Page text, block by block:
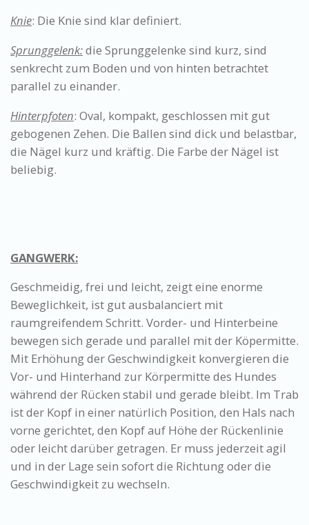
Knie: Die Knie sind klar definiert.
Sprunggelenk:die Sprunggelenke sind kurz, sind
senkrecht zum Boden und von hinten betrachtet
parallel zu einander.
Hinterpfoten: Oval, kompakt, geschlossen mit gut
gebogenen Zehen. Die Ballen sind dick und belastbar,
die Nägel kurz und kräftig. Die Farbe der Nägel ist
beliebig.
GANGWERK:
Geschmeidig, frei und leicht, zeigt eine enorme
Beweglichkeit, ist gut ausbalanciert mit
raumgreifendem Schritt. Vorder- und Hinterbeine
bewegen sich gerade und parallel mit der Köpermitte.
Mit Erhöhung der Geschwindigkeit konvergieren die
Vor- und Hinterhand zur Körpermitte des Hundes
während der Rücken stabil und gerade bleibt. Im Trab
ist der Kopf in einer natürlich Position, den Hals nach
vorne gerichtet, den Kopf auf Höhe der Rückenlinie
oder leicht darüber getragen. Er muss jederzeit agil
und in der Lage sein sofort die Richtung oder die
Geschwindigkeit zu wechseln.